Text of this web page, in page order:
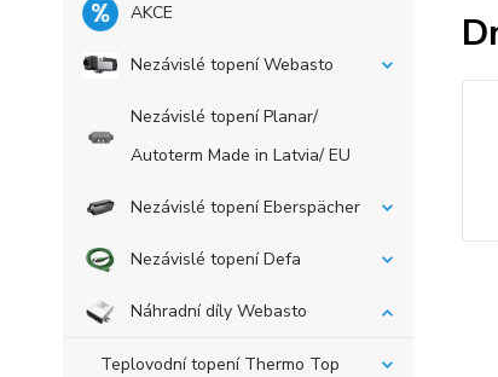
AKCE
Nezávislé topení Webasto
Nezávislé topení Planar/
Autoterm Made in Latvia/ EU
Nezávislé topení Eberspächer
Nezávislé topení Defa
Náhradní díly Webasto
Teplovodní topení Thermo Top